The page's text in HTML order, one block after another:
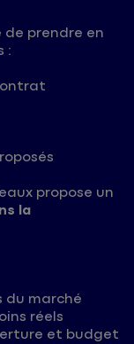
de prendre en
:
propose un
la
du marché
réels
et budget